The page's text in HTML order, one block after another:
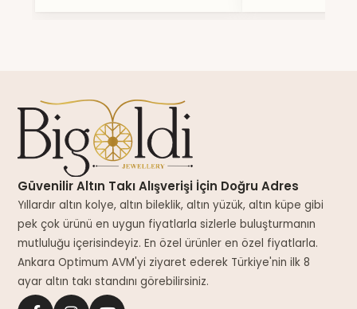
Güvenilir Altın Takı Alışverişi İçin Doğru Adres
Yıllardır altın kolye, altın bileklik, altın yüzük, altın küpe gibi
pek çok ürünü en uygun fiyatlarla sizlerle buluşturmanın
mutluluğu içerisindeyiz. En özel ürünler en özel fiyatlarla.
Ankara Optimum AVM'yi ziyaret ederek Türkiye'nin ilk 8
ayar altın takı standını görebilirsiniz.